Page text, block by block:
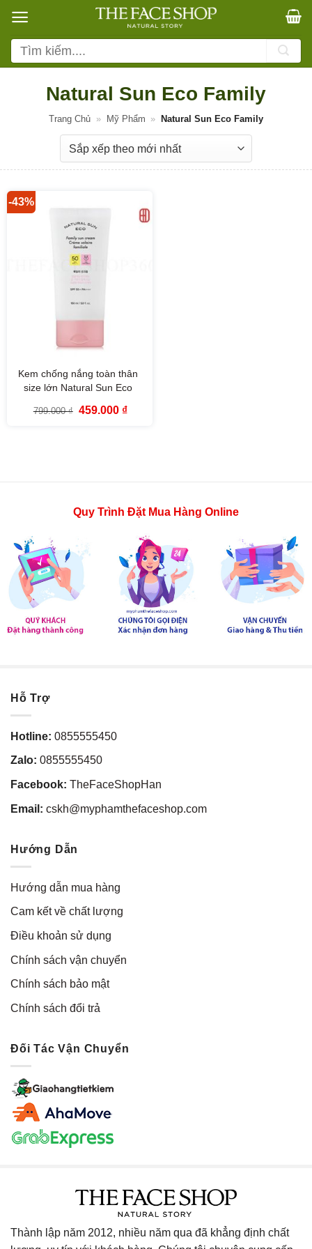
qua
nội
dung
Tìm
kiếm:
Natural Sun Eco Family
Trang Chủ » Mỹ Phẩm » Natural Sun Eco Family
-43%
Kem chống nắng toàn thân
size lớn Natural Sun Eco
PA+++ 150ml The Face Shop
799.000₫ Giá
459.000 ₫Giá
Quy Trình Đặt Mua Hàng Online
Hỗ Trợ
Hotline: 0855555450
Zalo: 0855555450
Facebook: TheFaceShopHan
Email: cskh@myphamthefaceshop.com
Hướng Dẫn
Hướng dẫn mua hàng
Cam kết về chất lượng
Điều khoản sử dụng
Chính sách vận chuyển
Chính sách bảo mật
Chính sách đổi trả
Đối Tác Vận Chuyển
Thành lập năm 2012, nhiều năm qua đã khẳng định chất